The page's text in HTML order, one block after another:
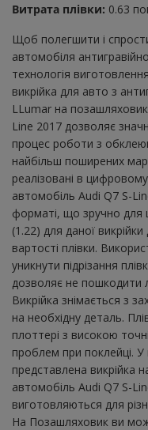
Витрата плівки: 0.63
Щоб полегшити і
автомобіля
технологія
викрійка для авто з
LLumar на
Line 2017 дозволяє
процес роботи з
найбільш поширених
реалізовані в
автомобіль Audi Q7 S-
форматі, що зручно для
(1.22) для даної
вартості плівки.
уникнути підрізання
дозволяє не пошкодити
Викрійка знімається з
на необхідну деталь.
плоттері з високою
проблем при поклейці.
представлена ​​викрійка
автомобіль Audi Q7 S-
виготовляються для
На Позашляховик ви